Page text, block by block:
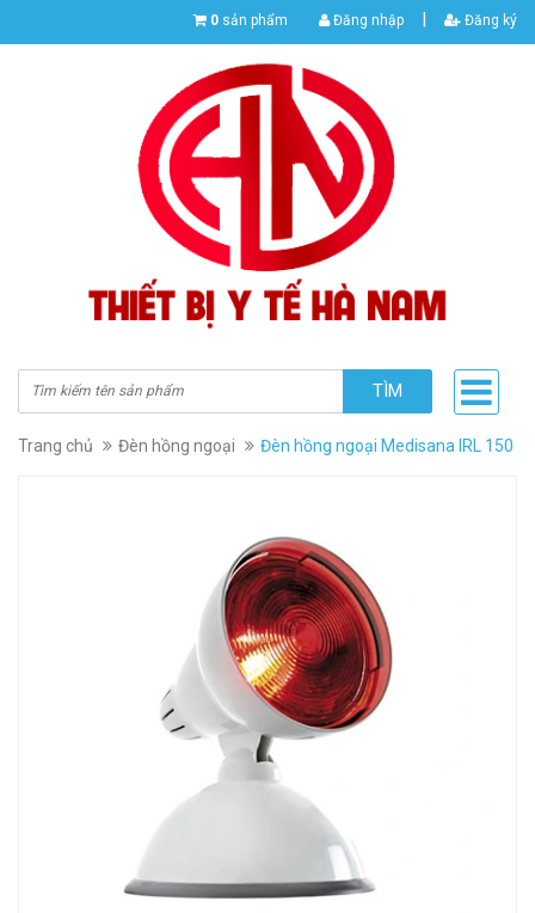
0 sản phẩm Đăng nhập | Đăng ký
TÌM
Trang chủ Đèn hồng ngoại Đèn hồng ngoại Medisana IRL 150